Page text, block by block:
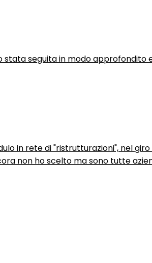
stata seguita in modo
in rete di "ristrutturazioni", nel
non ho scelto ma sono tutte